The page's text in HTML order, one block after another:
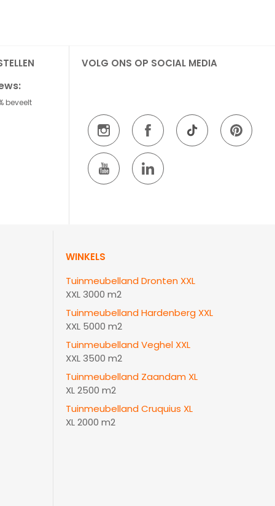
beveelt
VOLG ONS OP SOCIAL MEDIA
WINKELS
Tuinmeubelland Dronten XXL
XXL 3000 m2
Tuinmeubelland Hardenberg XXL
XXL 5000 m2
Tuinmeubelland Veghel XXL
XXL 3500 m2
Tuinmeubelland Zaandam XL
XL 2500 m2
Tuinmeubelland Cruquius XL
XL 2000 m2